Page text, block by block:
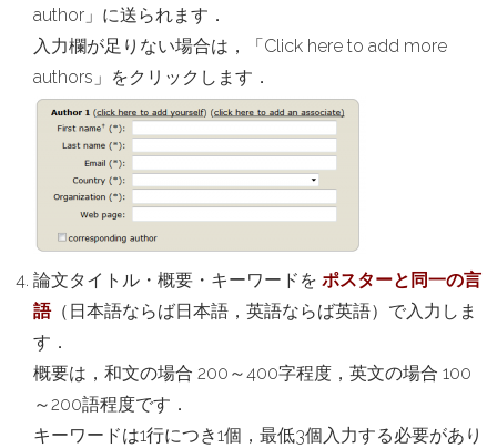
author」に送られます．
入力欄が足りない場合は，「Click here to add more
authors」をクリックします．
論文タイトル・概要・キーワードを ポスターと同一の言
語（日本語ならば日本語，英語ならば英語）で入力しま
す．
概要は，和文の場合 200～400字程度，英文の場合 100
～200語程度です．
キーワードは1行につき1個，最低3個入力する必要があり